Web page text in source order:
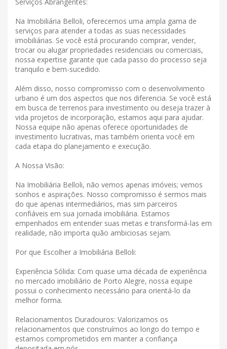
Serviços Abrangentes:
Na Imobiliária Belloli, oferecemos uma ampla gama de
serviços para atender a todas as suas necessidades
imobiliárias. Se você está procurando comprar, vender,
trocar ou alugar propriedades residenciais ou comerciais,
nossa expertise garante que cada passo do processo seja
tranquilo e bem-sucedido.
Além disso, nosso compromisso com o desenvolvimento
urbano é um dos aspectos que nos diferencia. Se você está
em busca de terrenos para investimento ou deseja trazer à
vida projetos de incorporação, estamos aqui para ajudar.
Nossa equipe não apenas oferece oportunidades de
investimento lucrativas, mas também orienta você em
cada etapa do planejamento e execução.
A Nossa Visão:
Na Imobiliária Belloli, não vemos apenas imóveis; vemos
sonhos e aspirações. Nosso compromisso é sermos mais
do que apenas intermediários, mas sim parceiros
confiáveis ​​em sua jornada imobiliária. Estamos
empenhados em entender suas metas e transformá-las em
realidade, não importa quão ambiciosas sejam.
Por que Escolher a Imobiliária Belloli:
Experiência Sólida: Com quase uma década de experiência
no mercado imobiliário de Porto Alegre, nossa equipe
possui o conhecimento necessário para orientá-lo da
melhor forma.
Relacionamentos Duradouros: Valorizamos os
relacionamentos que construímos ao longo do tempo e
estamos comprometidos em manter a confiança